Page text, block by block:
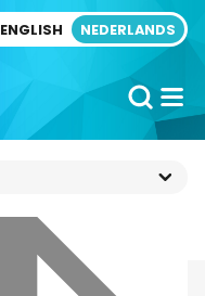
ENGLISH NEDERLANDS